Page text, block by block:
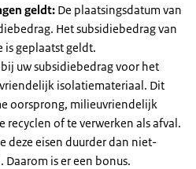
geldt: De plaatsingsdatum van
Het subsidiebedrag van
is geplaatst geldt.
uw subsidiebedrag voor het
isolatiemateriaal. Dit
oorsprong, milieuvriendelijk
recyclen of te verwerken als afval.
deze eisen duurder dan niet-
is er een bonus.